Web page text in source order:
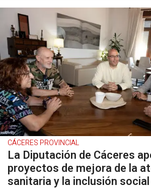
CÁCERES PROVINCIAL
La Diputación de Cáceres
proyectos de mejora de la
sanitaria y la inclusión